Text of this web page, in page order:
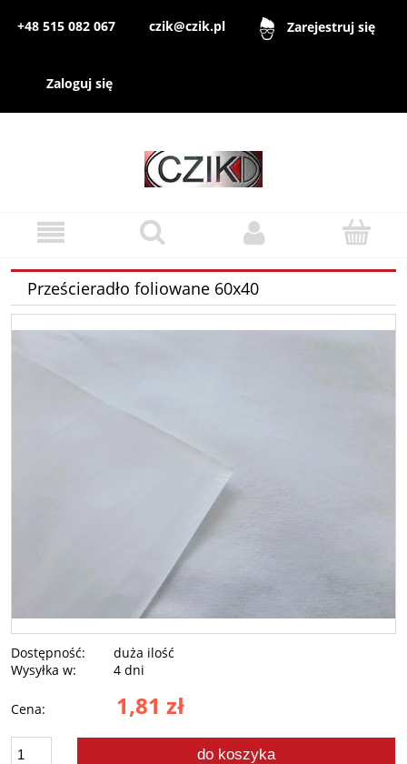
+48 515 082 067 czik@czik.pl Zarejestruj się
Zaloguj się
Prześcieradło foliowane 60x40
Dostępność:
duża ilość
Wysyłka w:
4 dni
Cena: 1,81 zł
do koszyka